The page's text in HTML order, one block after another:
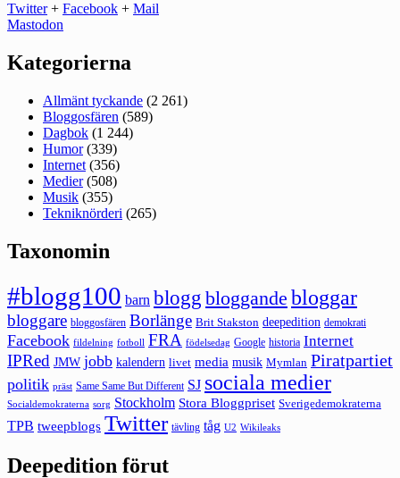
Twitter+ Facebook + Mail
Mastodon
Kategorierna
Allmänt tyckande (2 261)
Bloggosfären (589)
Dagbok (1 244)
Humor(339)
Internet (356)
Medier(508)
Musik (355)
Tekniknörderi (265)
Taxonomin
#blogg100 barn blogg bloggande bloggar
bloggare bloggosfären Borlänge Brit Stakston deepedition demokrati
Facebook fildelning fotboll FRA födelsedag Google historia Internet
IPRed JMW jobb kalendern livet media musik Mymlan Piratpartiet
politik präst Same Same But Different SJ sociala medier
Socialdemokraterna sorg Stockholm Stora Bloggpriset Sverigedemokraterna
TPB tweepblogs Twitter tävling tåg U2 Wikileaks
Deepedition förut